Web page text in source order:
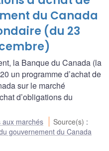
du Canada
(du 23
la Banque du Canada (la
un programme d’achat de
sur le marché
d’obligations du
aux marchés Source(s) :
gouvernement du Canada